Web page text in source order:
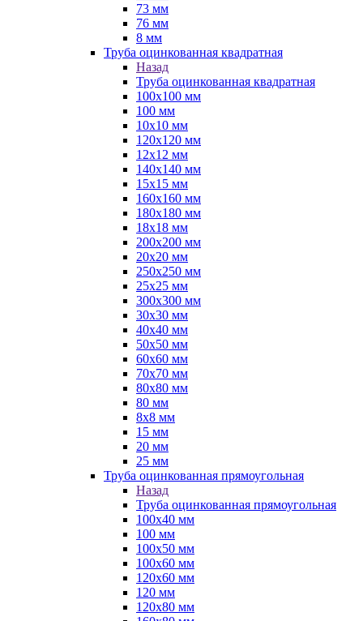
73 мм
76 мм
8 мм
Труба оцинкованная квадратная
Назад
Труба оцинкованная квадратная
100х100 мм
100 мм
10х10 мм
120х120 мм
12х12 мм
140х140 мм
15х15 мм
160х160 мм
180х180 мм
18х18 мм
200х200 мм
20х20 мм
250х250 мм
25х25 мм
300х300 мм
30х30 мм
40х40 мм
50х50 мм
60х60 мм
70х70 мм
80х80 мм
80 мм
8х8 мм
15 мм
20 мм
25 мм
Труба оцинкованная прямоугольная
Назад
Труба оцинкованная прямоугольная
100х40 мм
100 мм
100х50 мм
100х60 мм
120х60 мм
120 мм
120х80 мм